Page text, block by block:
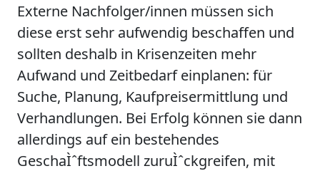
Externe Nachfolger/innen müssen sich
diese erst sehr aufwendig beschaffen und
sollten deshalb in Krisenzeiten mehr
Aufwand und Zeitbedarf einplanen: für
Suche, Planung, Kaufpreisermittlung und
Verhandlungen. Bei Erfolg können sie dann
allerdings auf ein bestehendes
GeschaÌˆftsmodell zuruÌˆckgreifen, mit